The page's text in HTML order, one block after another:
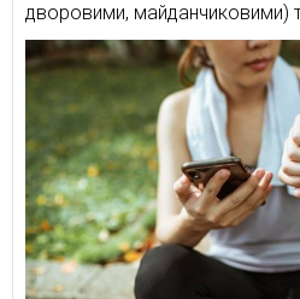
дворовими, майданчиковими)